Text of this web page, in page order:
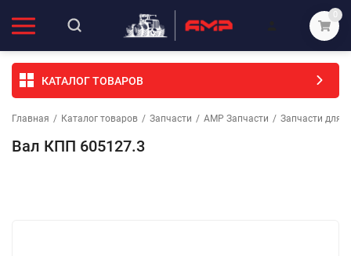
0
КАТАЛОГ ТОВАРОВ
Главная / Каталог товаров / Запчасти / АМР Запчасти / Запчасти для
Вал КПП 605127.3